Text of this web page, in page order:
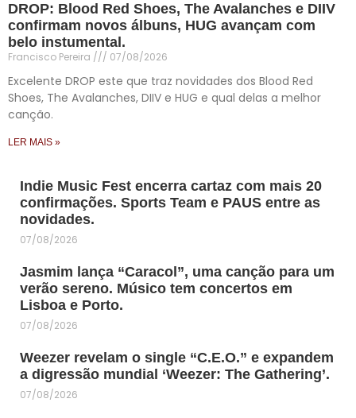
DROP: Blood Red Shoes, The Avalanches e DIIV
confirmam novos álbuns, HUG avançam com
belo instumental.
Francisco Pereira 07/08/2026
Excelente DROP este que traz novidades dos Blood Red
Shoes, The Avalanches, DIIV e HUG e qual delas a melhor
canção.
LER MAIS »
Indie Music Fest encerra cartaz com mais 20
confirmações. Sports Team e PAUS entre as
novidades.
07/08/2026
Jasmim lança “Caracol”, uma canção para um
verão sereno. Músico tem concertos em
Lisboa e Porto.
07/08/2026
Weezer revelam o single “C.E.O.” e expandem
a digressão mundial ‘Weezer: The Gathering’.
07/08/2026